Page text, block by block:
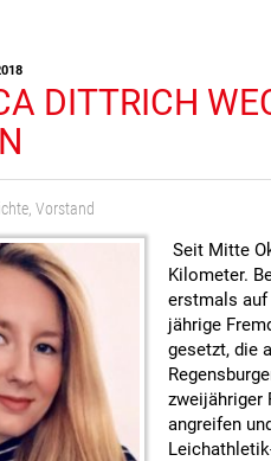
DITTRICH
, Vorstand
Seit Mitte
Kilometer.
erstmals auf
jährige
gesetzt, die
zweijähriger
angreifen